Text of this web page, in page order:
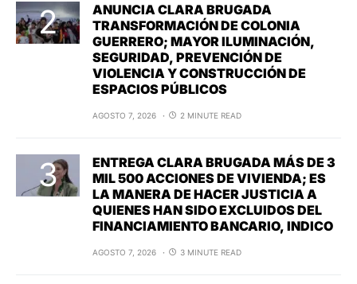
ANUNCIA CLARA BRUGADA
TRANSFORMACIÓN DE COLONIA
GUERRERO; MAYOR ILUMINACIÓN,
SEGURIDAD, PREVENCIÓN DE
VIOLENCIA Y CONSTRUCCIÓN DE
ESPACIOS PÚBLICOS
AGOSTO 7, 2026 2 MINUTE READ
ENTREGA CLARA BRUGADA MÁS DE 3
MIL 500 ACCIONES DE VIVIENDA; ES
LA MANERA DE HACER JUSTICIA A
QUIENES HAN SIDO EXCLUIDOS DEL
FINANCIAMIENTO BANCARIO, INDICO
AGOSTO 7, 2026 3 MINUTE READ